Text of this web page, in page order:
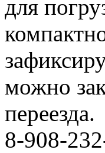
для
можно
переезда.
8-908-